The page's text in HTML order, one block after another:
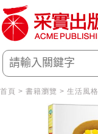
首頁 > 書籍瀏覽 > 生活風格